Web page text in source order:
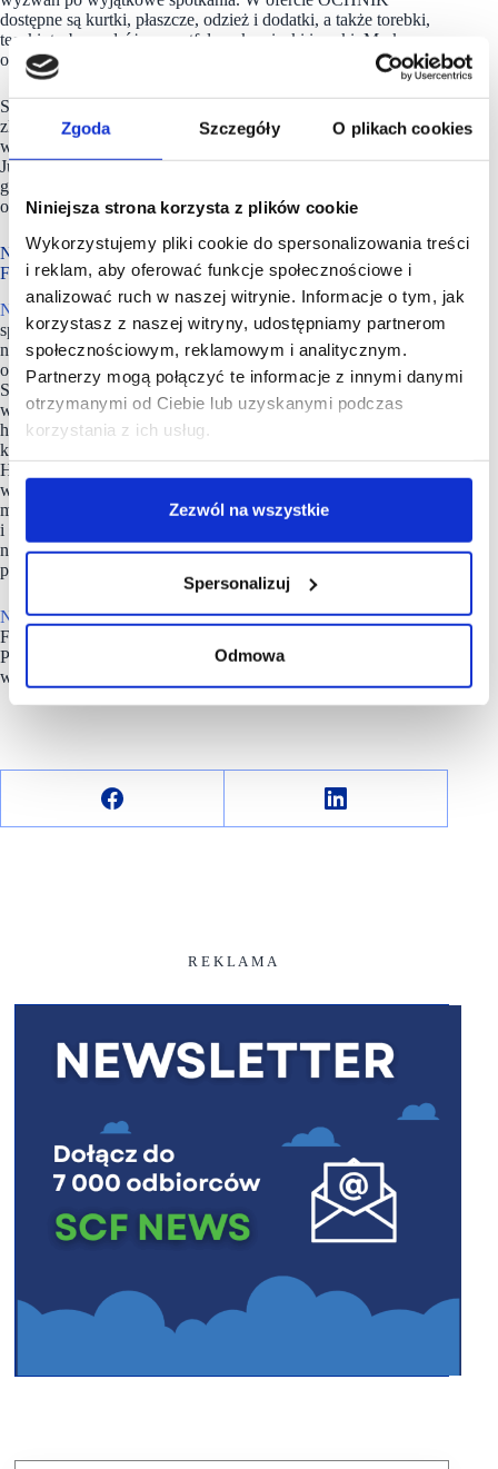
Zgoda Szczegóły O plikach cookies
Niniejsza strona korzysta z plików cookie
Wykorzystujemy pliki cookie do spersonalizowania treści
i reklam, aby oferować funkcje społecznościowe i
analizować ruch w naszej witrynie. Informacje o tym, jak
korzystasz z naszej witryny, udostępniamy partnerom
społecznościowym, reklamowym i analitycznym.
Partnerzy mogą połączyć te informacje z innymi danymi
otrzymanymi od Ciebie lub uzyskanymi podczas
korzystania z ich usług.
Zezwól na wszystkie
Spersonalizuj
Odmowa
dostępne są kurtki, płaszcze, odzież i dodatki, a także torebki,
teczki, torby podróżne, portfele, rękawiczki i paski. Marka
oferuje również walizki i akcesoria podróżne.
Sieć sprzedaży OCHNIK liczy obecnie 140 salonów
zlokalizowanych w największych centrach handlowych
w kraju oraz za granicą – w Niemczech, Ukrainie i Słowacji.
Już prawie połowa z nich to dwusalony odzieżowo-
galanteryjne, które umożliwiają efektowną ekspozycję bogatej
oferty marki oraz znacznie zwiększają komfort zakupów.
NEINVER w Polsce zarządza siecią pięciu outletów
FACTORY
NEINVER
to hiszpańska, międzynarodowa firma
specjalizująca się w budowie oraz inwestycjach na rynku
nieruchomości i zarządzaniu nimi. Czołowy operator centrów
outlet w Hiszpanii i Polsce, posiada dwie marki własne: The
Style Outlets i FACTORY. Spółka NEINVER, założona
w 1969 roku, zarządza 17 centrami outlet i 4 parkami
handlowymi, współpracując z ponad 800 markami w sześciu
krajach europejskich: Francji, Niemczech, Włoszech, Polsce,
Hiszpanii i Holandii.
w zrównoważony rozwój, strategia firmy Building Tomorrow
ma na celu wywarcie pozytywnego wpływu na społeczności
i środowisko naturalne, zwiększenie odporności firmy
na trudności rynkowe oraz podniesienie zaangażowania
pracowników.
NEINVERw Polsce zarządza siecią pięciu outletów
FACTORY: w Warszawie (Annopol i Ursus), Krakowie,
Poznaniu i Gliwicach oraz parkiem handlowym Futura
w Krakowie.
R E K L A M A